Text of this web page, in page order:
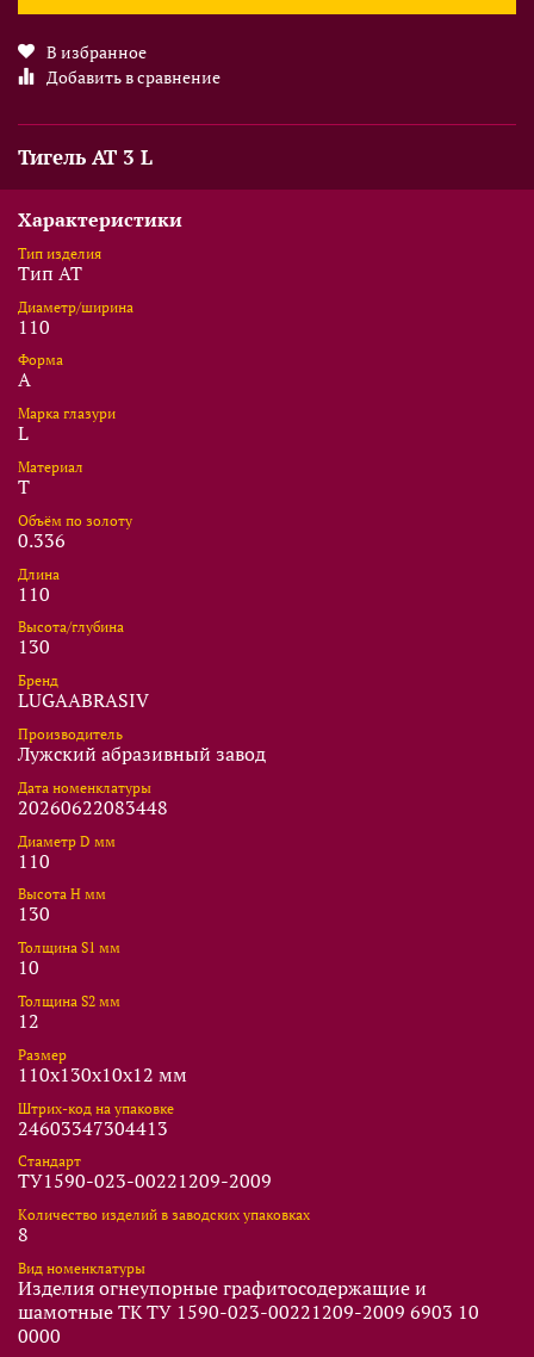
В избранное
Добавить в сравнение
Тигель AT 3 L
Характеристики
Тип изделия
Тип AT
Диаметр/ширина
110
Форма
A
Марка глазури
L
Материал
T
Объём по золоту
0.336
Длина
110
Высота/глубина
130
Бренд
LUGAABRASIV
Производитель
Лужский абразивный завод
Дата номенклатуры
20260622083448
Диаметр D мм
110
Высота Н мм
130
Толщина S1 мм
10
Толщина S2 мм
12
Размер
110x130x10x12 мм
Штрих-код на упаковке
24603347304413
Стандарт
ТУ1590-023-00221209-2009
Количество изделий в заводских упаковках
8
Вид номенклатуры
Изделия огнеупорные графитосодержащие и
шамотные ТК ТУ 1590-023-00221209-2009 6903 10
0000